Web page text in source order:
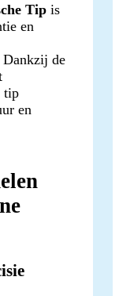
Tip is
en
Dankzij de
tip
en